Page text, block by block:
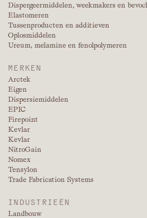
Dispergeermiddelen, weekmakers en
Elastomeren
Tussenproducten en additieven
Oplosmiddelen
Ureum, melamine en fenolpolymeren
MERKEN
Arctek
Eigen
Dispersiemiddelen
EPIC
Firepoint
Kevlar
Kevlar
NitroGain
Nomex
Tensylon
Trade Fabrication Systems
INDUSTRIEËN
Landbouw